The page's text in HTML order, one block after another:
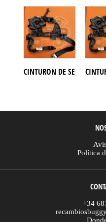
CINTURON DE SEGURIDAD
Política
+34